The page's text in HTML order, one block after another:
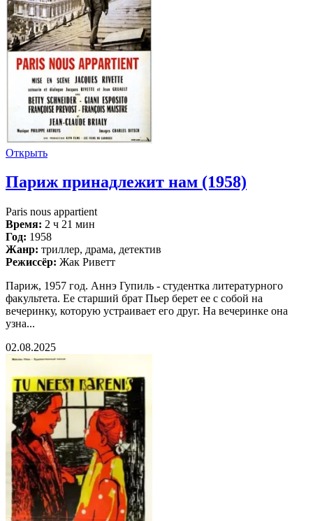
Открыть
Париж принадлежит нам (1958)
Paris nous appartient
Время: 2 ч 21 мин
Год: 1958
Жанр: триллер, драма, детектив
Режиссёр: Жак Риветт
Париж, 1957 год. Аннэ Гупиль - студентка литературного
факультета. Ее старший брат Пьер берет ее с собой на
вечеринку, которую устраивает его друг. На вечеринке она
узна...
02.08.2025